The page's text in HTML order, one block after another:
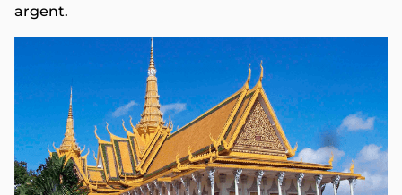
argent.